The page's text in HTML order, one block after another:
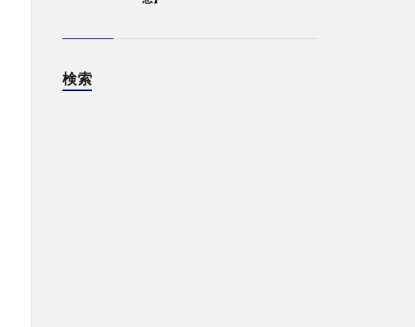
検索